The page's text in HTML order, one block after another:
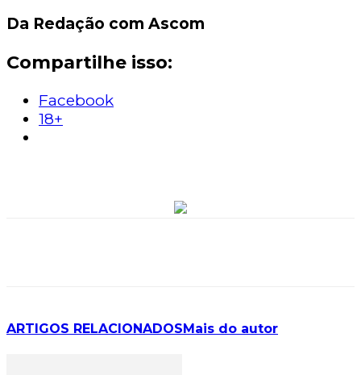
Da Redação com Ascom
Compartilhe isso:
Facebook
18+
ARTIGOS RELACIONADOS Mais do autor